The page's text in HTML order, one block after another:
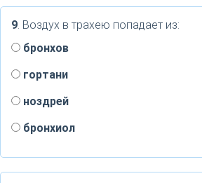
9. Воздух в трахею попадает из:
бронхов
гортани
ноздрей
бронхиол